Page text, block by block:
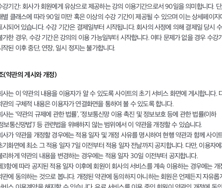
강기간: 회사가 회원에게 유상으로 제공하는 강의 이용기간으로서 90일을 의미합니다. 단,
별 클래스에 따라 90일 미만 혹은 이상의 수강 기간이 제공될 수 있으며 이는 상세페이지
시되어 있습니다. 수강 기간은 결제일부터 시작됩니다. 회사의 사정에 의해 결제일 당시 수
가한 경우, 수강 기간은 강의의 이용 가능일부터 시작합니다. 여타 문제가 없을 경우 수강
작된 이후 중단, 연장, 일시 정지는 불가합니다.
(약관의 게시와 개정)
사는 이 약관의 내용을 이용자가 알 수 있도록 사이트의 초기 서비스 화면에 게시합니다.
관의 구체적 내용은 이용자가 연결화면을 통하여 볼 수 있도록 합니다.
사는 ‘약관의 규제에 관한 법률’, ‘정보통신망 이용 촉진 및 정보보호 등에 관한 법률(이하
보통신망법’)’ 등 관련법을 위배하지 않는 범위에서 이 약관을 개정할 수 있습니다.
사가 약관을 개정할 경우에는 적용 일자 및 개정 사유를 명시하여 현행 약관과 함께 사이
기화면에 최소 그 적용 일자 7일 이전부터 적용 일자 전날까지 공지합니다. 다만, 이용자에
리하게 약관의 내용을 변경하는 경우에는 적용 일자 30일 이전부터 공지합니다.
3항에 따라 공지된 적용 일자 이후에 회원이 회사의 서비스를 계속 이용하는 경우에는 개
관에 동의하는 것으로 봅니다. 개정된 약관에 동의하지 아니하는 회원은 언제든지 자유롭